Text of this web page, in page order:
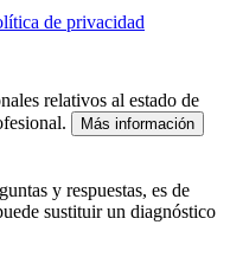
de privacidad
relativos al estado de
Más información
y respuestas, es de
sustituir un diagnóstico